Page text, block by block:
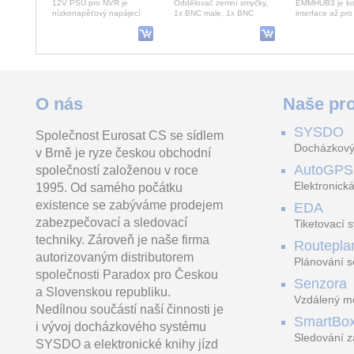
12V PSU pro NVR je
nízkonapěťový napájecí
nahrazení standardních
Oddělovač zemní smyčky,
1x BNC male, 1x BNC
EMMHUB3 je
interface až
až 36VDC,
Lte GPS jednotka s
komunikačním modulem
LoRa. Konfiguračním SOS
tlačítko, teplotní a světeln
4 970.00 Kč
vč. DPH 6 013.70 Kč
Jednofázový elektroměr,
SMAR WiFi Tuya Energy,
třídy 1 IEC62053-21, L
240V/DC 12V
při -30 až 70°C
O nás
Společnost Eurosat CS se sídlem
v Brně je ryze českou obchodní
společností založenou v roce
1995. Od samého počátku
existence se zabýváme prodejem
zabezpečovací a sledovací
techniky. Zároveň je naše firma
autorizovaným distributorem
společnosti Paradox pro Českou
a Slovenskou republiku.
Nedílnou součástí naší činnosti je
i vývoj docházkového systému
SYSDO a elektronické knihy jízd
Naše
SYSDO
AutoGPS
EDA
Tiketovací
Plánování
Senzora
Vzdálený
Sledování